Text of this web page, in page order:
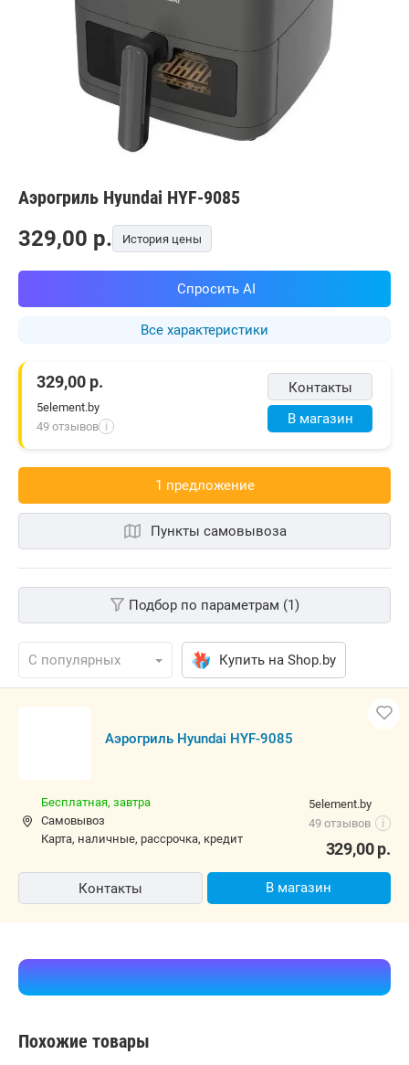
Аэрогриль Hyundai HYF-9085
Все характеристики
329,00 p. История цены
Спросить AI
Контакты
В магазин
329,00 р.
5element.by
49 отзывов i
1 предложениe
Пункты самовывоза
Подбор по параметрам (1)
Купить на Shop.by
Аэрогриль Hyundai HYF-9085
5element.by
49 отзывов
i
Бесплатная, завтра
Самовывоз
карта, наличные, рассрочка, кредит
329,00р.
Контакты В магазин
Похожие товары